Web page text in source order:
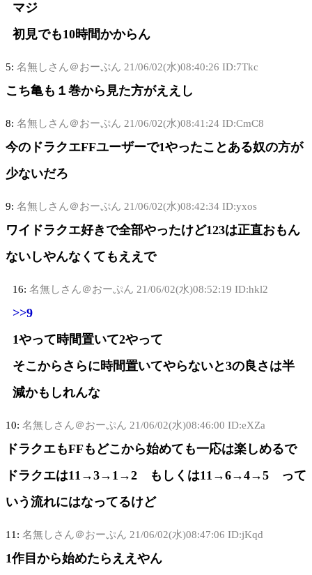
マジ
初見でも10時間かからん
5: 名無しさん＠おーぷん 21/06/02(水)08:40:26 ID:7Tkc
こち亀も１巻から見た方がええし
8: 名無しさん＠おーぷん 21/06/02(水)08:41:24 ID:CmC8
今のドラクエFFユーザーで1やったことある奴の方が
少ないだろ
9: 名無しさん＠おーぷん 21/06/02(水)08:42:34 ID:yxos
ワイドラクエ好きで全部やったけど123は正直おもん
ないしやんなくてもええで
16: 名無しさん＠おーぷん 21/06/02(水)08:52:19 ID:hkl2
>>9
1やって時間置いて2やって
そこからさらに時間置いてやらないと3の良さは半
減かもしれんな
10: 名無しさん＠おーぷん 21/06/02(水)08:46:00 ID:eXZa
ドラクエもFFもどこから始めても一応は楽しめるで
ドラクエは11→3→1→2 もしくは11→6→4→5 って
いう流れにはなってるけど
11: 名無しさん＠おーぷん 21/06/02(水)08:47:06 ID:jKqd
1作目から始めたらええやん